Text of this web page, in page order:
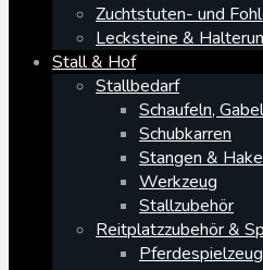
Zuchtstuten- und
Lecksteine &
Stall & Hof
Stallbedarf
Schaufeln,
Schubkarren
Stangen &
Werkzeug
Stallzubehör
Reitplatzzubehör &
Pferdespielzeug